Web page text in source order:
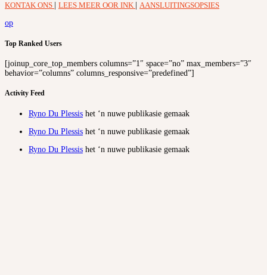
KONTAK ONS LEES MEER OOR INK
AANSLUITINGSOPSIES
op
Top Ranked Users
[joinup_core_top_members columns=”1″ space=”no” max_members=”3″
behavior=”columns” columns_responsive=”predefined”]
Activity Feed
Ryno Du Plessis het ‘n nuwe publikasie gemaak
Ryno Du Plessis het ‘n nuwe publikasie gemaak
Ryno Du Plessis het ‘n nuwe publikasie gemaak